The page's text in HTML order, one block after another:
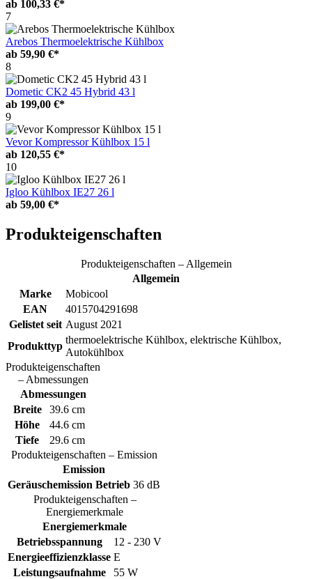
ab 100,33 €*
7
Arebos Thermoelektrische Kühlbox
ab 59,90 €*
8
Dometic CK2 45 Hybrid 43 l
ab 199,00 €*
9
Vevor Kompressor Kühlbox 15 l
ab 120,55 €*
10
Igloo Kühlbox IE27 26 l
ab 59,00 €*
Produkteigenschaften
Produkteigenschaften – Allgemein
Allgemein
Marke
Mobicool
EAN
4015704291698
Gelistet seit August 2021
Produkttyp
thermoelektrische Kühlbox, elektrische Kühlbox,
Autokühlbox
Produkteigenschaften
– Abmessungen
Abmessungen
Breite
39.6 cm
Höhe
44.6 cm
Tiefe
29.6 cm
Produkteigenschaften – Emission
Emission
Geräuschemission Betrieb 36 dB
Produkteigenschaften –
Energiemerkmale
Energiemerkmale
Betriebsspannung
12 - 230 V
Energieeffizienzklasse E
Leistungsaufnahme
55 W